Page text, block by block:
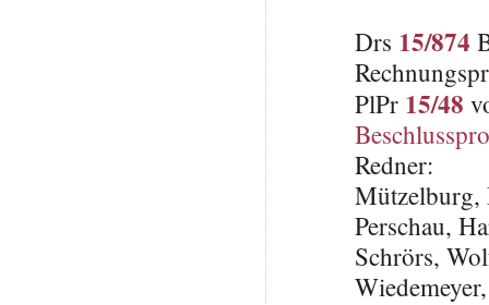
Drs 15/874
PlPr 15/48
Redner:
Mützelburg,
Perschau,
Schrörs,